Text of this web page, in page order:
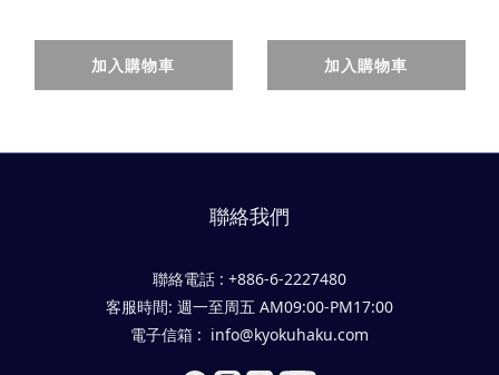
加入購物車 加入購物車
聯絡我們
聯絡電話 : +886-6-2227480
客服時間: 週一至周五 AM09:00-PM17:00
電子信箱 : info@kyokuhaku.com